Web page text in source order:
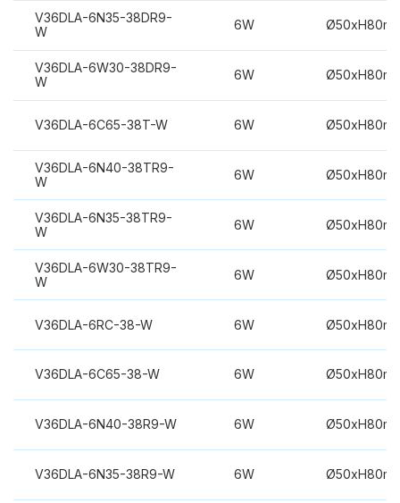
V36DLA-6N35-38DR9-
W
6W
V36DLA-6W30-38DR9-
W
6W
V36DLA-6C65-38T-W 6W
V36DLA-6N40-38TR9-
W
6W
V36DLA-6N35-38TR9-
W
6W
V36DLA-6W30-38TR9-
W
6W
V36DLA-6RC-38-W 6W
V36DLA-6C65-38-W 6W
V36DLA-6N40-38R9-W 6W
V36DLA-6N35-38R9-W 6W